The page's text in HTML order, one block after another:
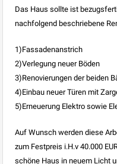
Das Haus sollte ist
nachfolgend beschriebene
1)Fassadenanstrich
2)Verlegung neuer Böden
3)Renovierungen der beiden
4)Einbau neuer Türen mit
5)Erneuerung Elektro sowie
Auf Wunsch werden diese
zum Festpreis i.H.v 40.000
schöne Haus in neuem Licht